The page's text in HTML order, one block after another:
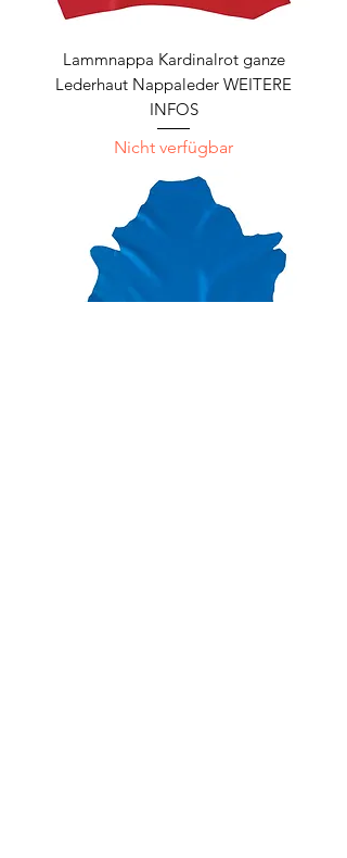
Lammnappa Kardinalrot ganze
Lederhaut Nappaleder WEITERE
INFOS
Nicht verfügbar